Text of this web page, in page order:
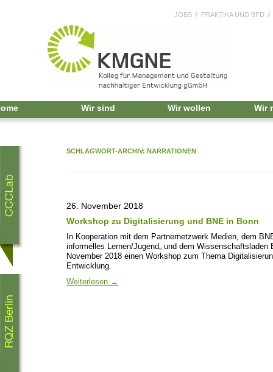
JOBS PRAKTIKA UND BFD
Wir sind Wir wollen Wir
SCHLAGWORT-ARCHIV: NARRATIONEN
26. November 2018
Workshop zu Digitalisierung und BNE in Bonn
In Kooperation mit dem Partnernetzwerk Medien, dem
informelles Lernen/Jugend„ und dem
November 2018 einen Workshop zum Thema
Entwicklung.
Weiterlesen →